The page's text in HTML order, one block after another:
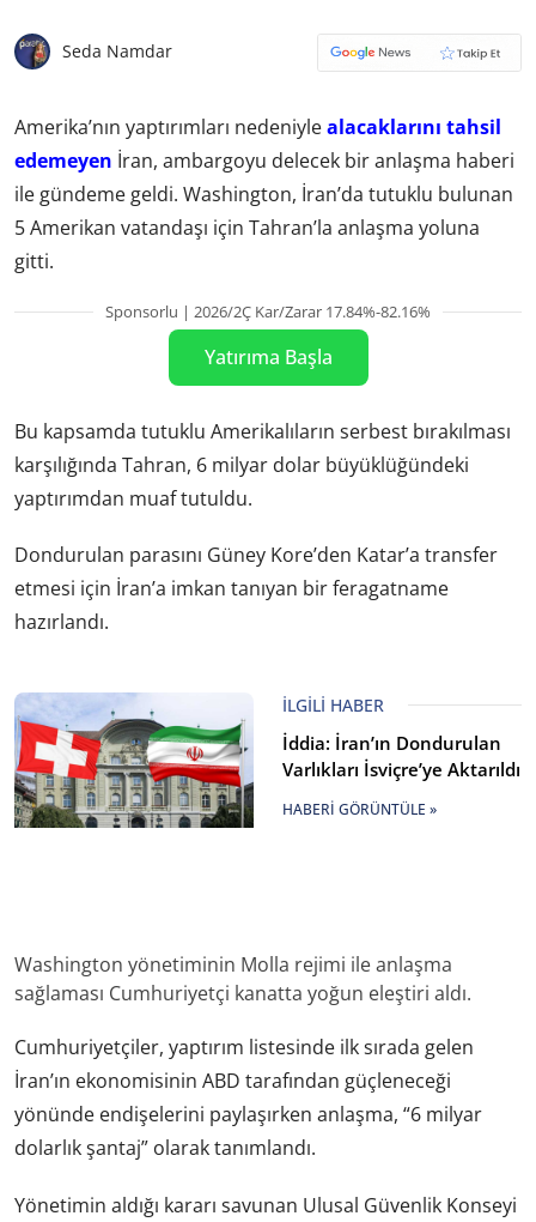
Seda Namdar
Amerika’nın yaptırımları nedeniylealacaklarını tahsil
edemeyen İran, ambargoyu delecek bir anlaşma haberi
ile gündeme geldi. Washington, İran’da tutuklu bulunan
5 Amerikan vatandaşı için Tahran’la anlaşma yoluna
gitti.
Sponsorlu | 2026/2Ç Kar/Zarar 17.84%-82.16%
Yatırıma Başla
Bu kapsamda tutuklu Amerikalıların serbest bırakılması
karşılığında Tahran, 6 milyar dolar büyüklüğündeki
yaptırımdan muaf tutuldu.
Dondurulan parasını Güney Kore’den Katar’a transfer
etmesi için İran’a imkan tanıyan bir feragatname
hazırlandı.
İLGILI HABER
İddia: İran’ın Dondurulan
Varlıkları İsviçre’ye Aktarıldı
HABERI GÖRÜNTÜLE »
Washington yönetiminin Molla rejimi ile anlaşma
sağlaması Cumhuriyetçi kanatta yoğun eleştiri aldı.
Cumhuriyetçiler, yaptırım listesinde ilk sırada gelen
İran’ın ekonomisinin ABD tarafından güçleneceği
yönünde endişelerini paylaşırken anlaşma, “6 milyar
dolarlık şantaj” olarak tanımlandı.
Yönetimin aldığı kararı savunan Ulusal Güvenlik Konseyi